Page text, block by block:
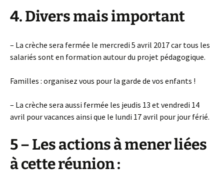
4. Divers mais important
– La crèche sera fermée le mercredi 5 avril 2017 car tous les
salariés sont en formation autour du projet pédagogique.
Familles : organisez vous pour la garde de vos enfants !
– La crèche sera aussi fermée les jeudis 13 et vendredi 14
avril pour vacances ainsi que le lundi 17 avril pour jour férié.
5 – Les actions à mener liées
à cette réunion :